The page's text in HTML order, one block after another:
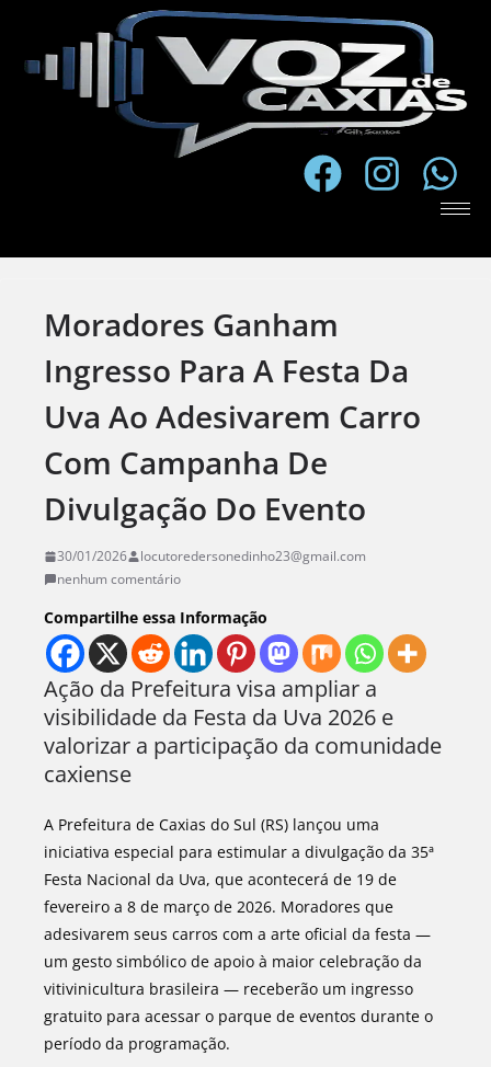
Moradores Ganham
Ingresso Para A Festa Da
Uva Ao Adesivarem Carro
Com Campanha De
Divulgação Do Evento
30/01/2026
locutoredersonedinho23@gmail.com
nenhum comentário
Compartilhe essa Informação
Ação da Prefeitura visa ampliar a
visibilidade da Festa da Uva 2026 e
valorizar a participação da comunidade
caxiense
A Prefeitura de Caxias do Sul (RS) lançou uma
iniciativa especial para estimular a divulgação da 35ª
Festa Nacional da Uva, que acontecerá de 19 de
fevereiro a 8 de março de 2026. Moradores que
adesivarem seus carros com a arte oficial da festa —
um gesto simbólico de apoio à maior celebração da
vitivinicultura brasileira — receberão um ingresso
gratuito para acessar o parque de eventos durante o
período da programação.